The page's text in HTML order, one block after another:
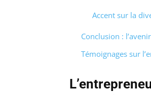
Accent sur la
Conclusion :
Témoignages sur